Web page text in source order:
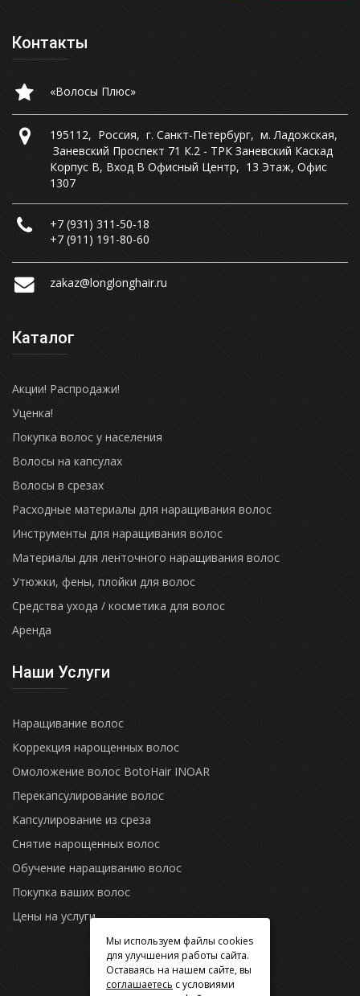
Контакты
«Волосы Плюс»
195112, Россия, г. Санкт-Петербург, м. Ладожская,
Заневский Проспект 71 К.2 - ТРК Заневский Каскад
Корпус В, Вход В Офисный Центр, 13 Этаж, Офис
1307
+7 (931) 311-50-18
+7 (911) 191-80-60
zakaz@longlonghair.ru
Каталог
Акции! Распродажи!
Уценка!
Покупка волос у населения
Волосы на капсулах
Волосы в срезах
Расходные материалы для наращивания волос
Инструменты для наращивания волос
Материалы для ленточного наращивания волос
Утюжки, фены, плойки для волос
Средства ухода / косметика для волос
Аренда
Наши Услуги
Наращивание волос
Коррекция нарощенных волос
Омоложение волос BotoHair INOAR
Перекапсулирование волос
Капсулирование из среза
Снятие нарощенных волос
Обучение наращиванию волос
Покупка ваших волос
Цены на услуги
Мы используем файлы cookies
для улучшения работы сайта.
Оставаясь на нашем сайте, вы
соглашаетесь с условиями